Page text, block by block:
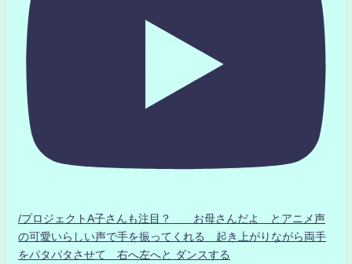
/プロジェクトA子さんも注目？ お母さんだよ とアニメ声
の可愛いらしい声で手を振ってくれる 起き上がりながら両手
をパタパタさせて 右へ左へと ダンスする